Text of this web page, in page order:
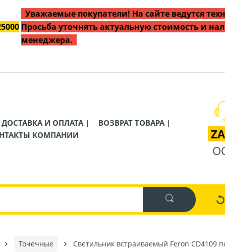
Уважаемые покупатели! На сайте ведутся
Просьба уточнять актуальную стоимость и
менеджера.
ДОСТАВКА И ОПЛАТА |
ВОЗВРАТ ТОВАРА |
КОМПАНИИ
Точечные Светильник встраиваемый Feron CD4109